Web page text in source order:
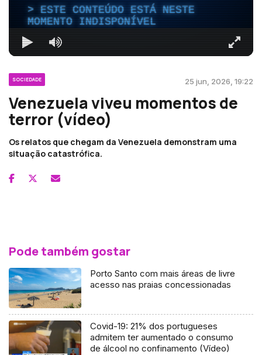
ESTE CONTEÚDO ESTÁ NESTE
MOMENTO INDISPONÍVEL
SOCIEDADE 25 jun, 2026, 19:22
Venezuela viveu momentos de
terror (vídeo)
Os relatos que chegam da Venezuela demonstram uma
situação catastrófica.
Pode também gostar
Porto Santo com mais áreas de livre
acesso nas praias concessionadas
Covid-19: 21% dos portugueses
admitem ter aumentado o consumo
de álcool no confinamento (Vídeo)